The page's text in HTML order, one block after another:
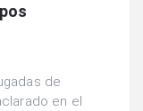
de
en el